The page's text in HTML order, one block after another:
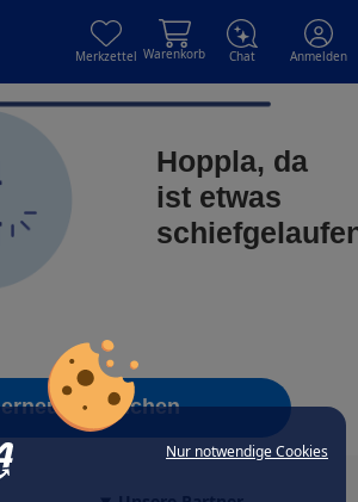
Nur notwendige Cookies
Merkzettel Warenkorb Chat Anmelden
Hoppla, da
ist etwas
erneut versuchen